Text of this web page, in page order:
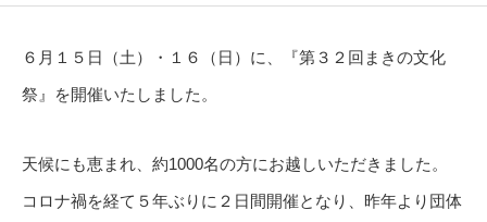
６月１５日（土）・１６（日）に、『第３２回まきの文化
祭』を開催いたしました。
天候にも恵まれ、約1000名の方にお越しいただきました。
コロナ禍を経て５年ぶりに２日間開催となり、昨年より団体